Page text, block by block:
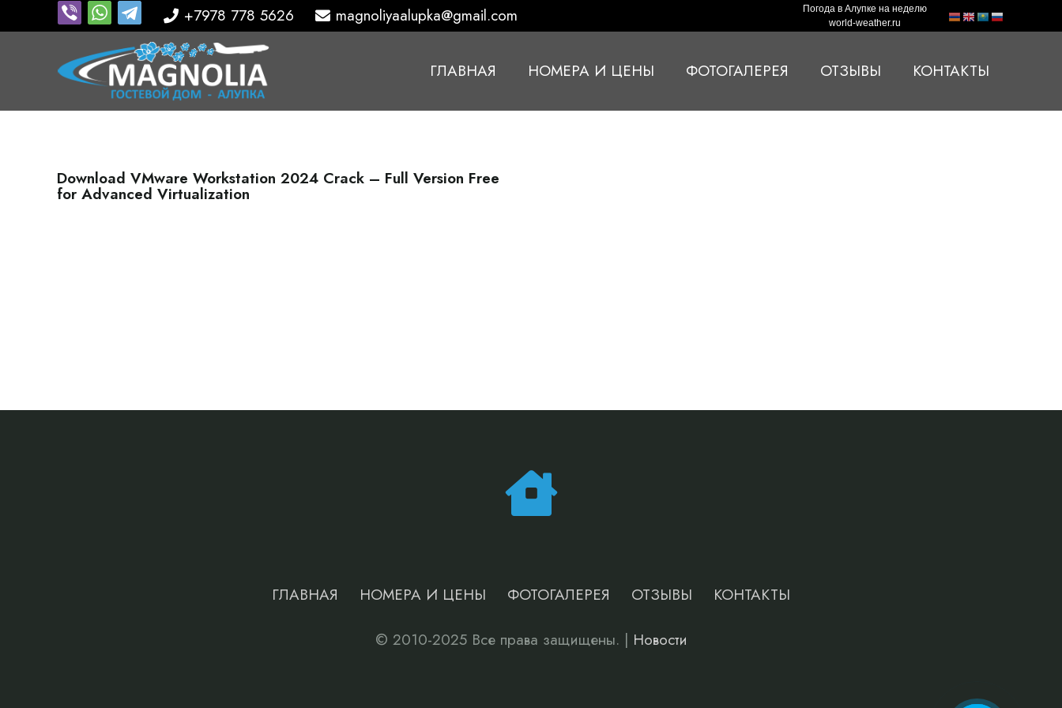
+7978 778 5626 magnoliyaalupka@gmail.com
Погода в Алупке на неделю
world-weather.ru
ГЛАВНАЯ НОМЕРА И ЦЕНЫ ФОТОГАЛЕРЕЯ ОТЗЫВЫ КОНТАКТЫ
Download VMware Workstation 2024 Crack – Full Version Free
for Advanced Virtualization
ГЛАВНАЯ НОМЕРА И ЦЕНЫ ФОТОГАЛЕРЕЯ ОТЗЫВЫ КОНТАКТЫ
© 2010-2025 Все права защищены. | Новости